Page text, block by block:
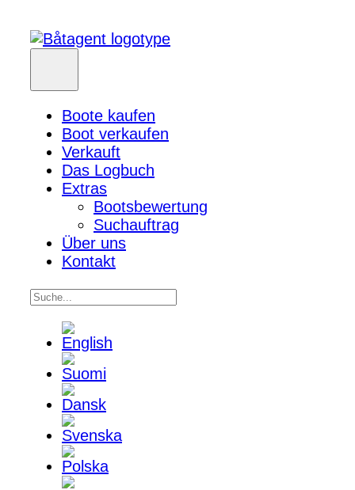
Boote kaufen
Boot verkaufen
Verkauft
Das Logbuch
Extras
Bootsbewertung
Suchauftrag
Über uns
Kontakt